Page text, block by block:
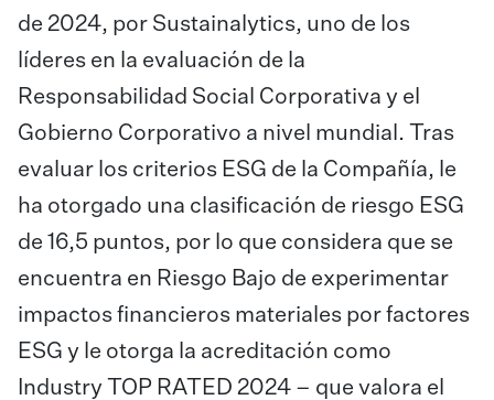
de 2024, por Sustainalytics, uno de los
líderes en la evaluación de la
Responsabilidad Social Corporativa y el
Gobierno Corporativo a nivel mundial. Tras
evaluar los criterios ESG de la Compañía, le
ha otorgado una clasificación de riesgo ESG
de 16,5 puntos, por lo que considera que se
encuentra en Riesgo Bajo de experimentar
impactos financieros materiales por factores
ESG y le otorga la acreditación como
Industry TOP RATED 2024 – que valora el